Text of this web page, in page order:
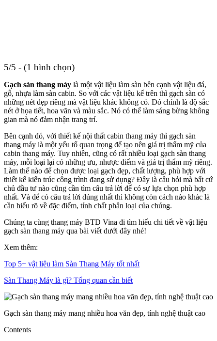
5/5 - (1 bình chọn)
Gạch sàn thang máy là một vật liệu làm sàn bên cạnh vật liệu đá,
gỗ, nhựa làm sàn cabin. So với các vật liệu kể trên thì gạch sàn có
những nét đẹp riêng mà vật liệu khác không có. Đó chính là độ sắc
nét ở họa tiết, hoa văn và màu sắc. Nó có thể làm sáng bừng không
gian mà nó đảm nhận trang trí.
Bên cạnh đó, với thiết kế nội thất cabin thang máy thì gạch sàn
thang máy là một yếu tố quan trọng để tạo nên giá trị thẩm mỹ của
cabin thang máy. Tuy nhiên, cũng có rất nhiều loại gạch sàn thang
máy, mỗi loại lại có những ưu, nhược điểm và giá trị thẩm mỹ riêng.
Làm thế nào để chọn được loại gạch đẹp, chất lượng, phù hợp với
thiết kế kiến trúc công trình đang sử dụng? Đây là câu hỏi mà bất cứ
chủ đầu tư nào cũng cần tìm câu trả lời để có sự lựa chọn phù hợp
nhất. Và để có câu trả lời đúng nhất thì không còn cách nào khác là
cần hiểu rõ về đặc điểm, tính chất phân loại của chúng.
Chúng ta cùng thang máy BTD Vina đi tìm hiểu chi tiết về vật liệu
gạch sàn thang máy qua bài viết dưới đây nhé!
Xem thêm:
Top 5+ vật liệu làm Sàn Thang Máy tốt nhất
Sàn Thang Máy là gì? Tổng quan cần biết
Gạch sàn thang máy mang nhiều hoa văn đẹp, tính nghệ thuật cao
Contents